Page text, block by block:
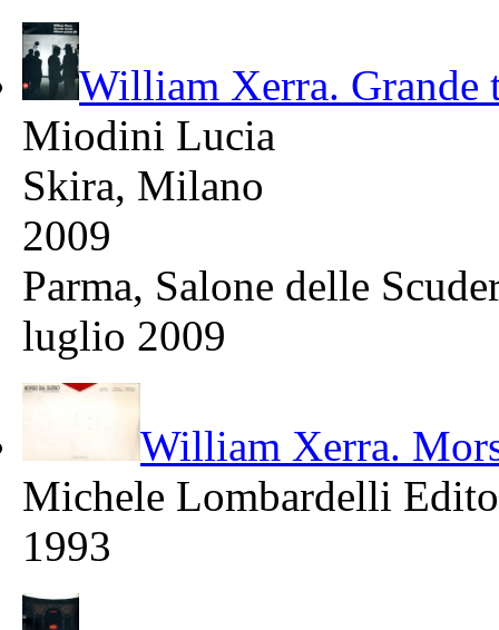
William Xerra. Grande
Miodini Lucia
Skira, Milano
2009
Parma, Salone delle
luglio 2009
William Xerra.
Michele Lombardelli
1993